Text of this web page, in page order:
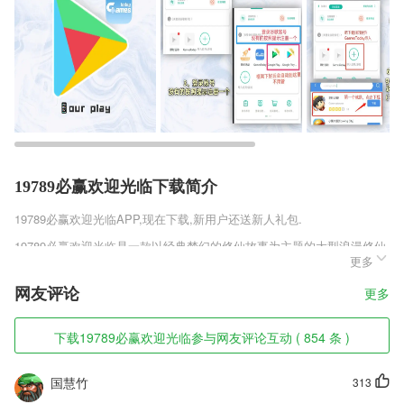
19789必赢欢迎光临下载简介
19789必赢欢迎光临APP,现在下载,新用户还送新人礼包.
19789必赢欢迎光临是一款以经典梦幻的修仙故事为主题的大型浪漫修仙
RPG手游，精致唯美的游戏画面，高度原创的修仙故事情节，多种刻画
立体的职业角色，玩家可以自由的进行各种选择，每个的职业都有自己的
形象以及专属的发展路线，有趣的社交模式，可以结识各种各样的游戏好
友，一起组队开黑挑战副本。
19789必赢欢迎光临软件特色
1,零公里可以确认账单;
更多
网友评论 更多
下载19789必赢欢迎光临参与网友评论互动 ( 854 条 )
313
国慧竹